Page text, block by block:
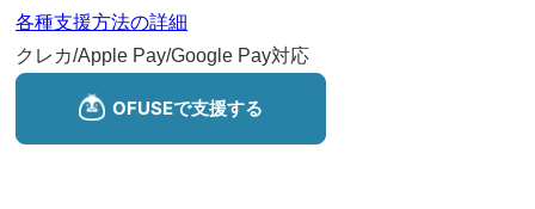
各種支援方法の詳細
クレカ/Apple Pay/Google Pay対応